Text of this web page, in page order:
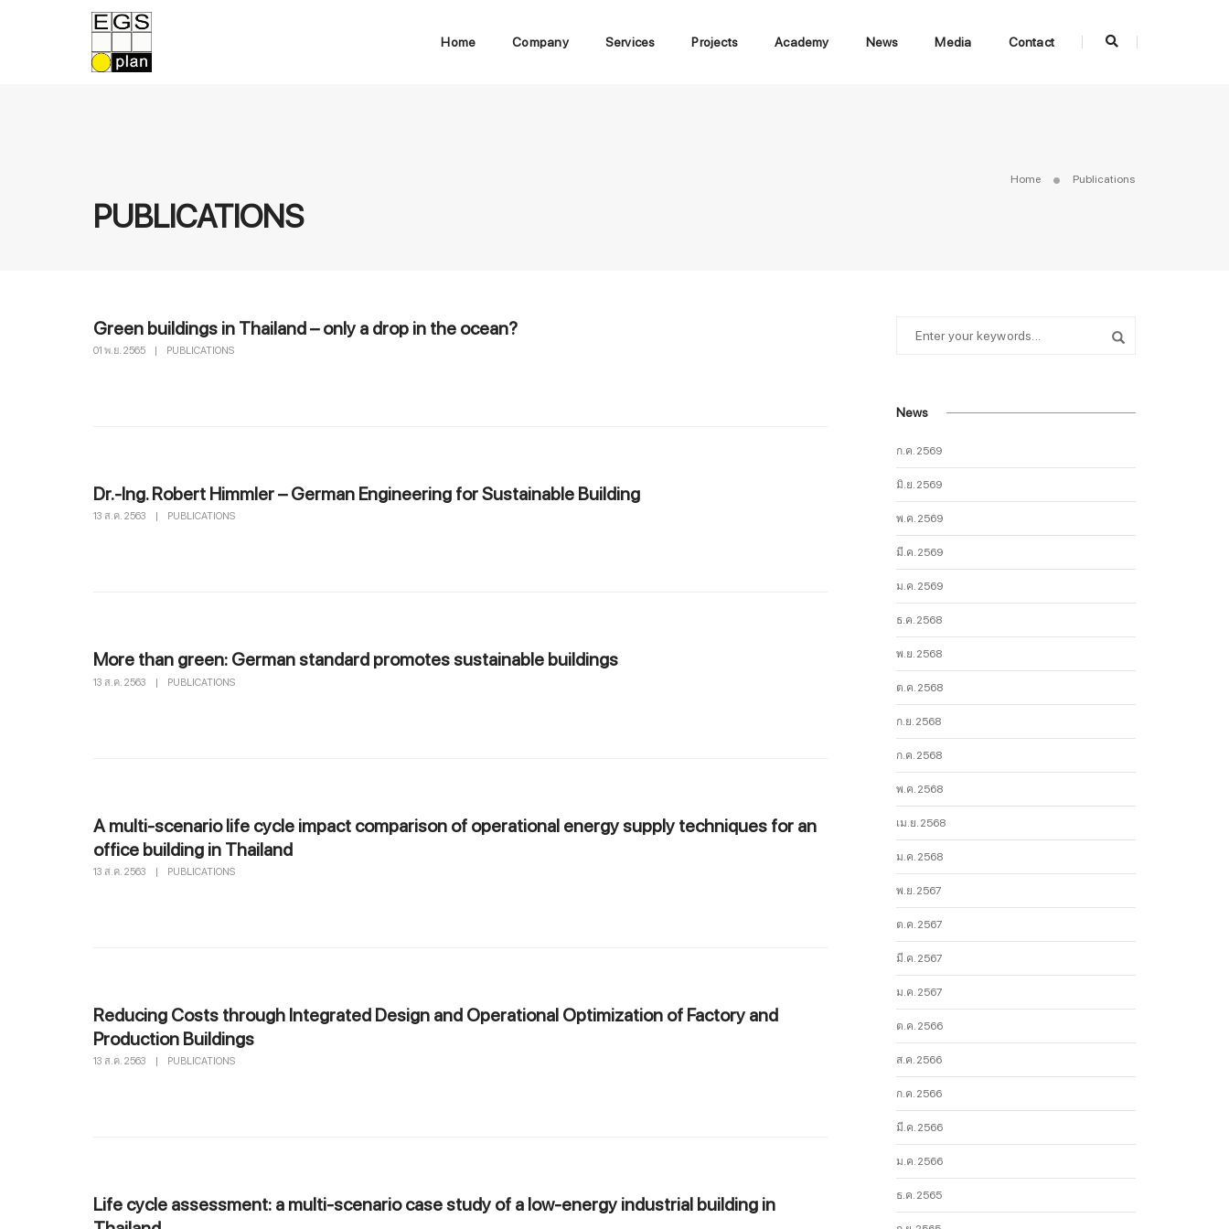
Home Company Services Projects Academy News Media Contact
PUBLICATIONS
Home Publications
Green buildings in Thailand – only a drop in the ocean?
01 พ.ย. 2565 PUBLICATIONS
Dr.-Ing. Robert Himmler – German Engineering for Sustainable Building
13 ส.ค. 2563 PUBLICATIONS
More than green: German standard promotes sustainable buildings
13 ส.ค. 2563 | PUBLICATIONS
A multi-scenario life cycle impact comparison of operational energy supply techniques for an
office building in Thailand
13 ส.ค. 2563 | PUBLICATIONS
Reducing Costs through Integrated Design and Operational Optimization of Factory and
Production Buildings
13 ส.ค. 2563 | PUBLICATIONS
Life cycle assessment: a multi-scenario case study of a low-energy industrial building in
News
ก.ค. 2569
มิ.ย. 2569
พ.ค. 2569
มี.ค. 2569
ม.ค. 2569
ธ.ค. 2568
พ.ย. 2568
ต.ค. 2568
ก.ย. 2568
ก.ค. 2568
พ.ค. 2568
เม.ย. 2568
ม.ค. 2568
พ.ย. 2567
ต.ค. 2567
มี.ค. 2567
ม.ค. 2567
ต.ค. 2566
ส.ค. 2566
ก.ค. 2566
มี.ค. 2566
ม.ค. 2566
ธ.ค. 2565